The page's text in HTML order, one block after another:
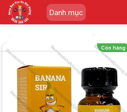
Skip
content
Danh mục
Còn hàng